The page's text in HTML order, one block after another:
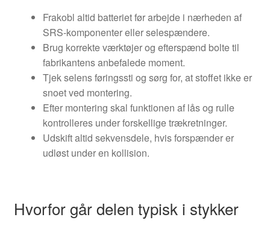
Frakobl altid batteriet før arbejde i nærheden af
SRS-komponenter eller selespændere.
Brug korrekte værktøjer og efterspænd bolte til
fabrikantens anbefalede moment.
Tjek selens føringssti og sørg for, at stoffet ikke er
snoet ved montering.
Efter montering skal funktionen af lås og rulle
kontrolleres under forskellige trækretninger.
Udskift altid sekvensdele, hvis forspænder er
udløst under en kollision.
Hvorfor går delen typisk i stykker